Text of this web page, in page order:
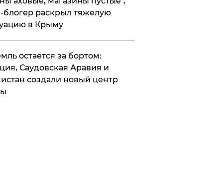
раскрыл тяжелую
в Крыму
остается за бортом:
Саудовская Аравия и
создали новый центр